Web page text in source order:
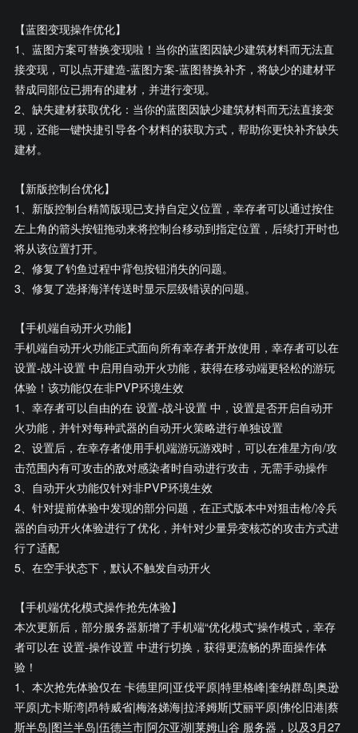
【蓝图变现操作优化】
1、蓝图方案可替换变现啦！当你的蓝图因缺少建筑材料而无法直
接变现，可以点开建造-蓝图方案-蓝图替换补齐，将缺少的建材平
替成同部位已拥有的建材，并进行变现。
2、缺失建材获取优化：当你的蓝图因缺少建筑材料而无法直接变
现，还能一键快捷引导各个材料的获取方式，帮助你更快补齐缺失
建材。
【新版控制台优化】
1、新版控制台精简版现已支持自定义位置，幸存者可以通过按住
左上角的箭头按钮拖动来将控制台移动到指定位置，后续打开时也
将从该位置打开。
2、修复了钓鱼过程中背包按钮消失的问题。
3、修复了选择海洋传送时显示层级错误的问题。
【手机端自动开火功能】
手机端自动开火功能正式面向所有幸存者开放使用，幸存者可以在
设置-战斗设置 中启用自动开火功能，获得在移动端更轻松的游玩
体验！该功能仅在非PVP环境生效
1、幸存者可以自由的在 设置-战斗设置 中，设置是否开启自动开
火功能，并针对每种武器的自动开火策略进行单独设置
2、设置后，在幸存者使用手机端游玩游戏时，可以在准星方向/攻
击范围内有可攻击的敌对感染者时自动进行攻击，无需手动操作
3、自动开火功能仅针对非PVP环境生效
4、针对提前体验中发现的部分问题，在正式版本中对狙击枪/冷兵
器的自动开火体验进行了优化，并针对少量异变核芯的攻击方式进
行了适配
5、在空手状态下，默认不触发自动开火
【手机端优化模式操作抢先体验】
本次更新后，部分服务器新增了手机端“优化模式”操作模式，幸存
者可以在 设置-操作设置 中进行切换，获得更流畅的界面操作体
验！
1、本次抢先体验仅在 卡德里阿|亚伐平原|特里格峰|奎纳群岛|奥逊
平原|尤卡斯湾|昂特威省|梅洛娣海|拉泽姆斯|艾丽平原|佛伦旧港|蔡
斯半岛|图兰半岛|伍德兰市|阿尔亚湖|莱姆山谷 服务器，以及3月27